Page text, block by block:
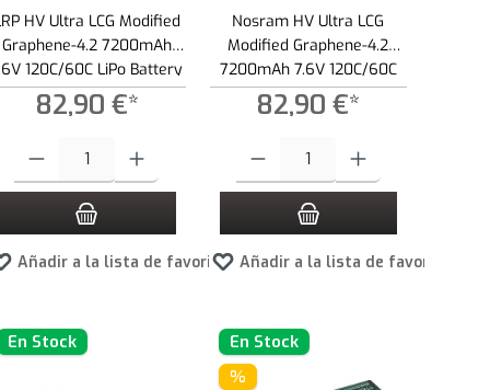
HV Ultra LCG Modified
Graphene-4.2 7200mAh
120C/60C LiPo Battery
- 237g
82,90 €*
Añadir a la lista de favoritos
Nosram HV Ultra LCG
Modified Graphene-4.2
7200mAh 7.6V 120C/60C
LiPo Battery - 246g
82,90 €*
Añadir a la lista de favoritos
En Stock
En Stock
%